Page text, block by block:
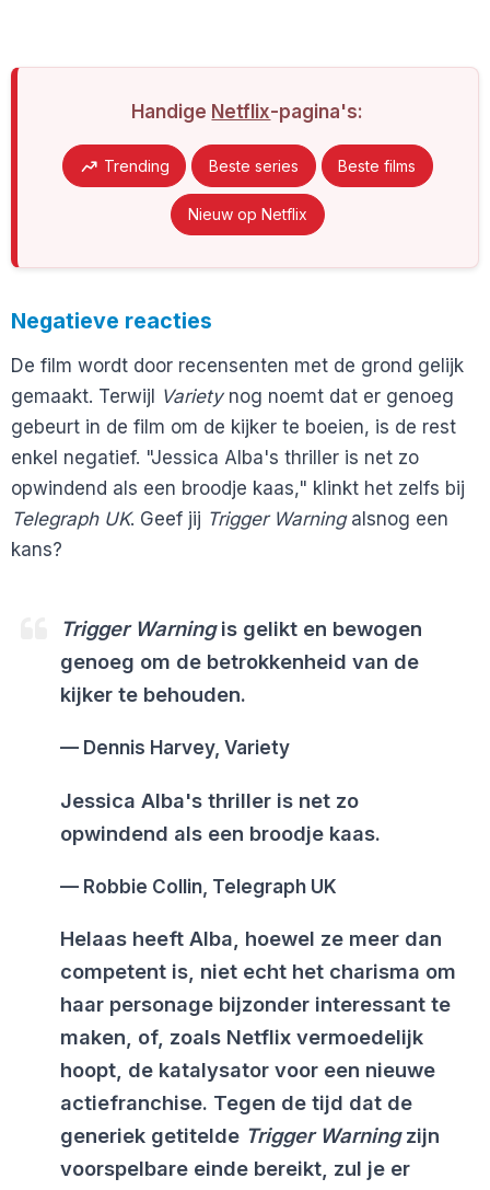
Handige Netflix-pagina's:
Trending Beste series Beste films
Nieuw op Netflix
Negatieve reacties
De film wordt door recensenten met de grond gelijk
gemaakt. Terwijl
Varietynog noemt dat er genoeg
gebeurt in de film om de kijker te boeien, is de rest
enkel negatief. "Jessica Alba's thriller is net zo
opwindend als een broodje kaas," klinkt het zelfs bij
Telegraph UK. Geef jij Trigger Warningalsnog een
kans?
Trigger Warningis gelikt en bewogen
genoeg om de betrokkenheid van de
kijker te behouden.
Dennis Harvey, Variety
Jessica Alba's thriller is net zo
opwindend als een broodje kaas.
Robbie Collin, Telegraph UK
Helaas heeft Alba, hoewel ze meer dan
competent is, niet echt het charisma om
haar personage bijzonder interessant te
maken, of, zoals Netflix vermoedelijk
hoopt, de katalysator voor een nieuwe
actiefranchise. Tegen de tijd dat de
generiek getitelde Trigger Warningzijn
voorspelbare einde bereikt, zul je er